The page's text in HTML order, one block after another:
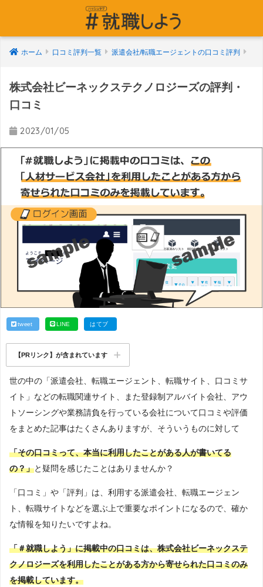
ホーム 口コミ評判一覧 派遣会社/転職エージェントの口コミ評判
株式会社ビーネックステクノロジーズの評判・
口コミ
2023/01/05
tweet LINE はてブ
【PRリンク】が含まれています
世の中の「派遣会社、転職エージェント、転職サイト、口コミサ
イト」などの転職関連サイト、また登録制アルバイト会社、アウ
トソーシングや業務請負を行っている会社について口コミや評価
をまとめた記事はたくさんありますが、そういうものに対して
「その口コミって、本当に利用したことがある人が書いてる
の？」と疑問を感じたことはありませんか？
「口コミ」や「評判」は、利用する派遣会社、転職エージェン
ト、転職サイトなどを選ぶ上で重要なポイントになるので、確か
な情報を知りたいですよね。
「＃就職しよう」に掲載中の口コミは、株式会社ビーネックステ
クノロジーズを利用したことがある方から寄せられた口コミのみ
を掲載しています。